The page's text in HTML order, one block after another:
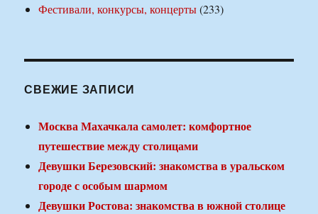
Фестивали, конкурсы, концерты(233)
СВЕЖИЕ ЗАПИСИ
Москва Махачкала самолет: комфортное
путешествие между столицами
Девушки Березовский: знакомства в уральском
городе с особым шармом
Девушки Ростова: знакомства в южной столице